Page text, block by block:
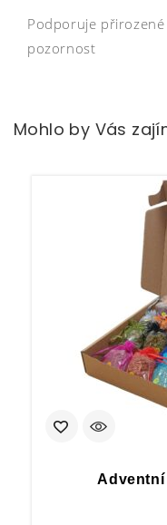
Podporuje
pozornost
Mohlo by Vás